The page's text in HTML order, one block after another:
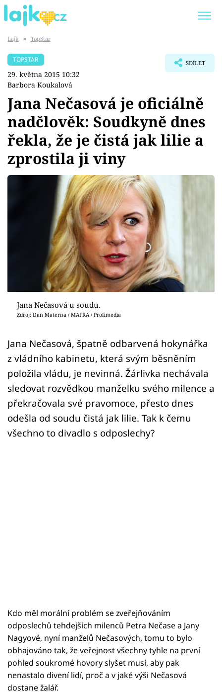
SHOPAHOLICADEL
Témata
Showbyznys
Youtubeři
Sex a vztahy
Sledujte prima+
Přihlášení
Sledujte nás
Lajk ■ TopStar
TOPSTAR
29. května 2015 10:32
Barbora Koukalová
SDÍLET
Jana Nečasová je oficiálně
nadčlověk: Soudkyně dnes
řekla, že je čistá jak lilie a
zprostila ji viny
Jana Nečasová u soudu.
Zdroj: Dan Materna / MAFRA / Profimedia
Jana Nečasová, špatně odbarvená hokynářka
z vládního kabinetu, která svým běsněním
položila vládu, je nevinná. Žárlivka nechávala
sledovat rozvědkou manželku svého milence a
překračovala své pravomoce, přesto dnes
odešla od soudu čistá jak lilie. Tak k čemu
všechno to divadlo s odposlechy?
Kdo měl morální problém se zveřejňováním
odposlechů tehdejších milenců Petra Nečase a Jany
Nagyové, nyní manželů Nečasových, tomu to bylo
obhajováno tak, že veřejnost všechny tyhle na první
pohled soukromé hovory slyšet musí, aby pak
nenastalo divení lidí, proč a v jaké výši Nečasová
dostane žalář.